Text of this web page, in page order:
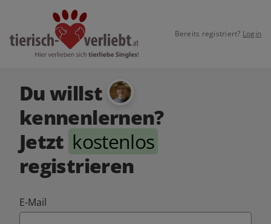
Bereits registriert? Login
Du willst
kennenlernen?
Jetzt kostenlos
registrieren
E-Mail